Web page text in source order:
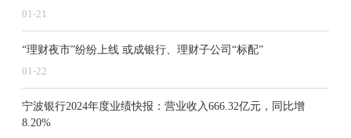
01-21
“理财夜市”纷纷上线 或成银行、理财子公司“标配”
01-22
宁波银行2024年度业绩快报：营业收入666.32亿元，同比增
8.20%